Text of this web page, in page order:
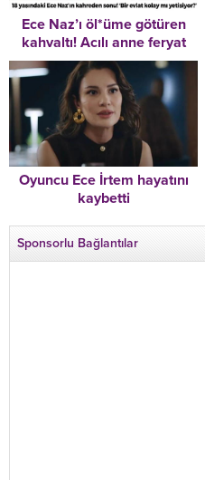
Ece Naz’ı öl*üme götüren
kahvaltı! Acılı anne feryat
etti: ‘Evime patates almak
haram’
Oyuncu Ece İrtem hayatını
kaybetti
Sponsorlu Bağlantılar